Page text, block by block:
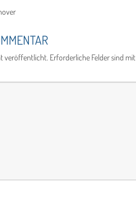
veröffentlicht. Erforderliche Felder sind mit